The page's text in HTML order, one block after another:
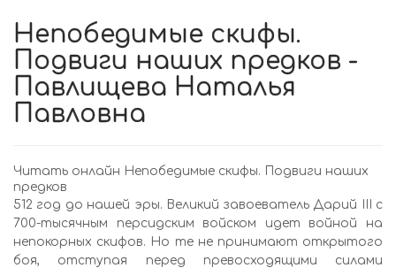
Непобедимые скифы.
Подвиги наших предков -
Павлищева Наталья
Павловна
Читать онлайн Непобедимые скифы. Подвиги наших
предков
512 год до нашей эры. Великий завоеватель Дарий III с
700-тысячным персидским войском идет войной на
непокорных скифов. Но те не принимают открытого
боя, отступая перед превосходящими силами